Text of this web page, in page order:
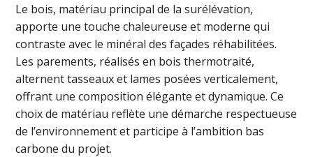
Le bois, matériau principal de la surélévation,
apporte une touche chaleureuse et moderne qui
contraste avec le minéral des façades réhabilitées.
Les parements, réalisés en bois thermotraité,
alternent tasseaux et lames posées verticalement,
offrant une composition élégante et dynamique. Ce
choix de matériau reflète une démarche respectueuse
de l’environnement et participe à l’ambition bas
carbone du projet.